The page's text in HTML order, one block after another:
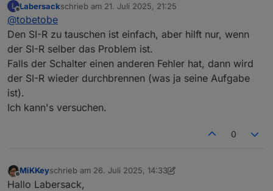
schön, dass es dein Angebot noch immer gibt. Ich
habe mittlerweile 4 Stück HM-LC-Sw1-FM mit
verschmortem Si-R und einen ebenfalls defekten
HM-LC-Sw2-FM (Fehler unbekannt) hier liegen. Ich
wollte mich zunächst selbst an einer Reparatur
versuchen, scheitere aber daran, eine Quelle für die
Si-R zu finden. Von daher hoffe ich auf dich...
Deinen ersten Post habe ich gelesen und bin mit den
Bedingungen einverstanden. Bitte schicke mir deine
Adresse per PN.
Vielen Dank & Gruß
L
Offline
Labersackschrieb am 21. Juli 2025, 21:25
zuletzt editiert von
@tobetobe
Den SI-R zu tauschen ist einfach, aber hilft nur, wenn
der SI-R selber das Problem ist.
Falls der Schalter einen anderen Fehler hat, dann wird
der SI-R wieder durchbrennen (was ja seine Aufgabe
ist).
Ich kann's versuchen.
0
Offline
MiKKeyschrieb am 26. Juli 2025, 14:33
zuletzt editiert von MiKKey
Hallo Labersack,